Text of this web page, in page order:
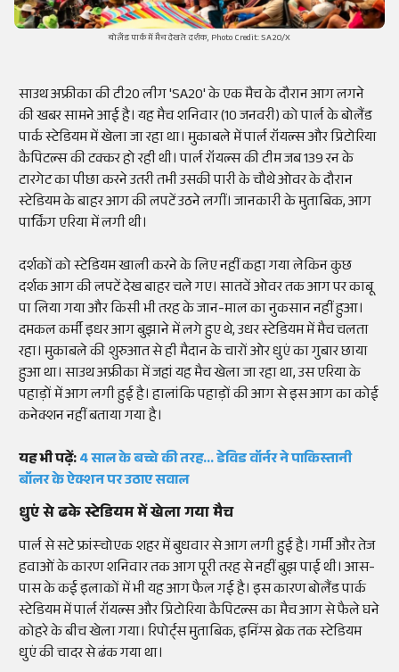
बोलैंड पार्क में मैच देखते दर्शक, Photo Credit: SA20/X
साउथ अफ्रीका की टी20 लीग 'SA20' के एक मैच के दौरान आग लगने
की खबर सामने आई है। यह मैच शनिवार (10 जनवरी) को पार्ल के बोलैंड
पार्क स्टेडियम में खेला जा रहा था। मुकाबले में पार्ल रॉयल्स और प्रिटोरिया
कैपिटल्स की टक्कर हो रही थी। पार्ल रॉयल्स की टीम जब 139 रन के
टारगेट का पीछा करने उतरी तभी उसकी पारी के चौथे ओवर के दौरान
स्टेडियम के बाहर आग की लपटें उठने लगीं। जानकारी के मुताबिक, आग
पार्किंग एरिया में लगी थी।
दर्शकों को स्टेडियम खाली करने के लिए नहीं कहा गया लेकिन कुछ
दर्शक आग की लपटें देख बाहर चले गए। सातवें ओवर तक आग पर काबू
पा लिया गया और किसी भी तरह के जान-माल का नुकसान नहीं हुआ।
दमकल कर्मी इधर आग बुझाने में लगे हुए थे, उधर स्टेडियम में मैच चलता
रहा। मुकाबले की शुरुआत से ही मैदान के चारों ओर धुएं का गुबार छाया
हुआ था। साउथ अफ्रीका में जहां यह मैच खेला जा रहा था, उस एरिया के
पहाड़ों में आग लगी हुई है। हालांकि पहाड़ों की आग से इस आग का कोई
कनेक्शन नहीं बताया गया है।
यह भी पढ़ें:4 साल के बच्चे की तरह... डेविड वॉर्नर ने पाकिस्तानी
बॉलर के ऐक्शन पर उठाए सवाल
धुएं से ढके स्टेडियम में खेला गया मैच
पार्ल से सटे फ्रांस्चोएक शहर में बुधवार से आग लगी हुई है। गर्मी और तेज
हवाओं के कारण शनिवार तक आग पूरी तरह से नहीं बुझ पाई थी। आस-
पास के कई इलाकों में भी यह आग फैल गई है। इस कारण बोलैंड पार्क
स्टेडियम में पार्ल रॉयल्स और प्रिटोरिया कैपिटल्स का मैच आग से फैले घने
कोहरे के बीच खेला गया। रिपोर्ट्स मुताबिक, इनिंग्स ब्रेक तक स्टेडियम
धुएं की चादर से ढंक गया था।